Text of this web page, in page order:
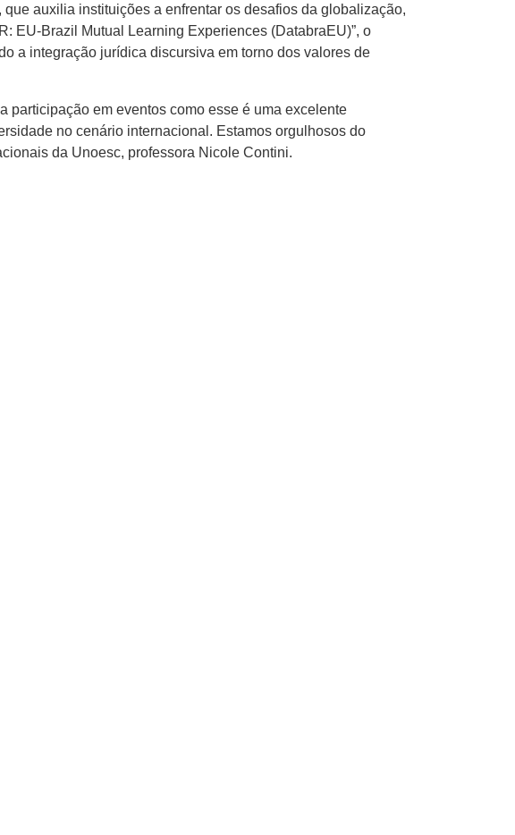
auxilia instituições a enfrentar os desafios da globalização,
EU-Brazil Mutual Learning Experiences (DatabraEU)”, o
a integração jurídica discursiva em torno dos valores de
em eventos como esse é uma excelente
no cenário internacional. Estamos orgulhosos do
da Unoesc, professora Nicole Contini.